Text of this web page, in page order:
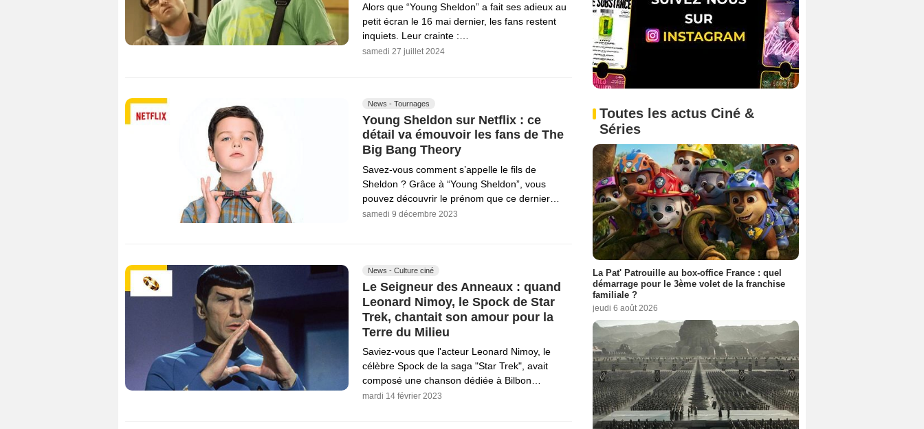
Alors que “Young Sheldon” a fait ses adieux au
petit écran le 16 mai dernier, les fans restent
inquiets. Leur crainte :…
samedi 27 juillet 2024
News - Tournages
Young Sheldon sur Netflix : ce
détail va émouvoir les fans de The
Big Bang Theory
Savez-vous comment s’appelle le fils de
Sheldon ? Grâce à “Young Sheldon”, vous
pouvez découvrir le prénom que ce dernier…
samedi 9 décembre 2023
News - Culture ciné
Le Seigneur des Anneaux : quand
Leonard Nimoy, le Spock de Star
Trek, chantait son amour pour la
Terre du Milieu
Saviez-vous que l'acteur Leonard Nimoy, le
célèbre Spock de la saga "Star Trek", avait
composé une chanson dédiée à Bilbon…
mardi 14 février 2023
Toutes les actus Ciné &
Séries
La Pat' Patrouille au box-office France : quel
démarrage pour le 3ème volet de la franchise
familiale ?
jeudi 6 août 2026